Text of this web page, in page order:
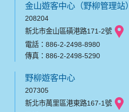
金山遊客中心（野柳管理站）
208204
新北市金山區磺港路171-2號
電話：886-2-2498-8980
傳真：886-2-2498-5290
野柳遊客中心
207305
新北市萬里區港東路167-1號